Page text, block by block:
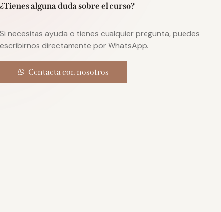
¿Tienesalgunadudasobreelcurso?
Si necesitas ayuda o tienes cualquierpregunta, puedes
escribirnos directamente porWhatsApp.
Contacta con nosotros